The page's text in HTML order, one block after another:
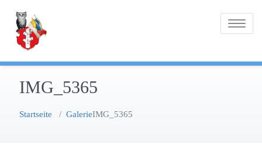
springen
Toggle
IMG_5365
Startseite / GalerieIMG_5365